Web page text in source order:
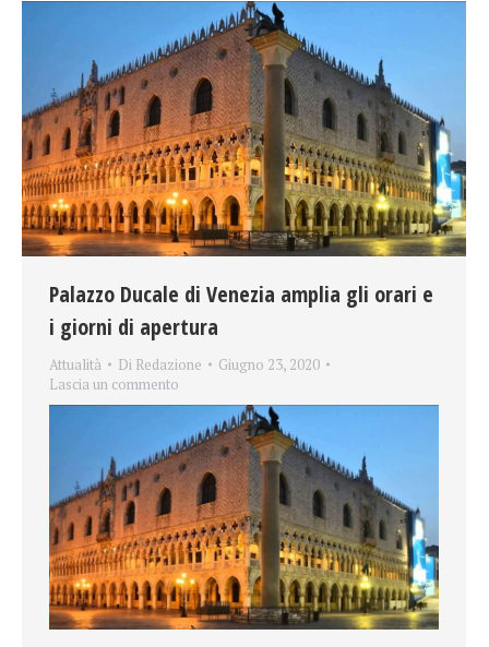
Palazzo Ducale di Venezia amplia gli orari e
i giorni di apertura
Attualità Di Redazione
Giugno 23, 2020
Lascia un commento